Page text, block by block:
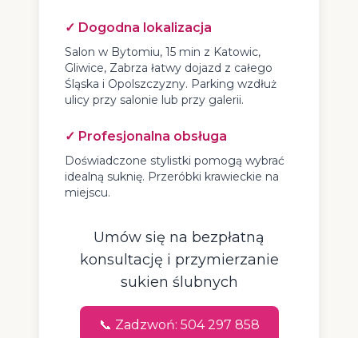
✓ Dogodna lokalizacja
Salon w Bytomiu, 15 min z Katowic,
Gliwice, Zabrza łatwy dojazd z całego
Śląska i Opolszczyzny. Parking wzdłuż
ulicy przy salonie lub przy galerii.
✓ Profesjonalna obsługa
Doświadczone stylistki pomogą wybrać
idealną suknię. Przeróbki krawieckie na
miejscu.
Umów się na bezpłatną
konsultację i przymierzanie
sukien ślubnych
📞 Zadzwoń: 504 297 858